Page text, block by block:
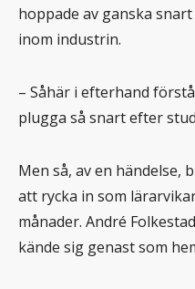
hoppade av ganska
inom industrin.
– Såhär i efterhand
plugga så snart efter
Men så, av en händelse,
att rycka in som
månader. André
kände sig genast som